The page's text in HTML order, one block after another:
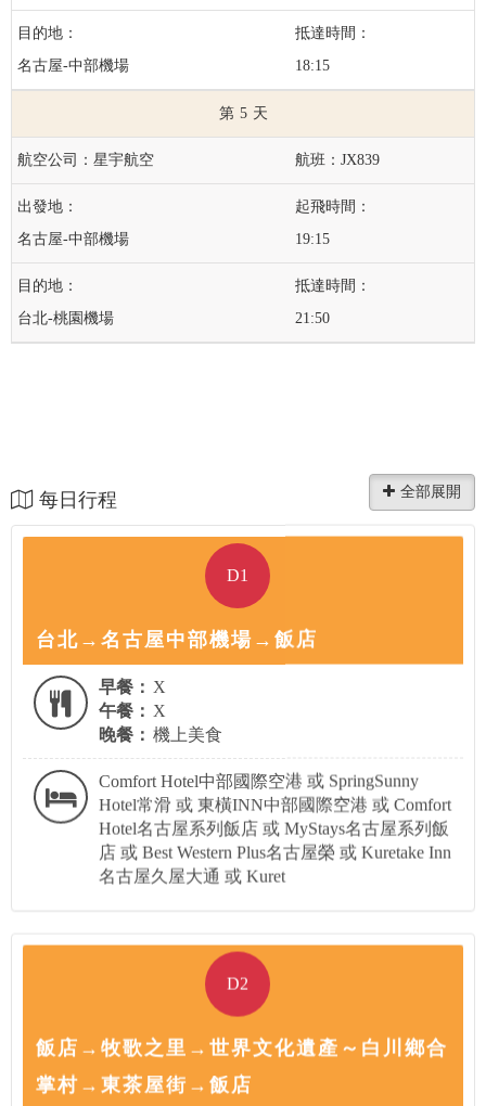
名古屋-中部機場 18:15
5
星宇航空 JX839
名古屋-中部機場 19:15
台北-桃園機場 21:50
每日行程
D1
台北→名古屋中部機場→飯店
早餐： X
午餐： X
晚餐： 機上美食
Comfort Hotel中部國際空港 或 SpringSunny
Hotel常滑 或 東橫INN中部國際空港 或 Comfort
Hotel名古屋系列飯店 或 MyStays名古屋系列飯
店 或 Best Western Plus名古屋榮 或 Kuretake Inn
名古屋久屋大通 或 Kuret
D2
飯店→牧歌之里→世界文化遺產～白川鄉合
掌村→東茶屋街→飯店